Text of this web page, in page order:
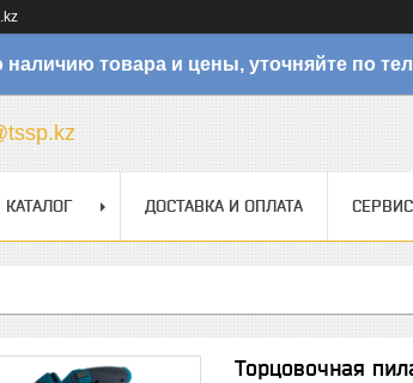
наличию товара и цены, уточняйте по
КАТАЛОГ ДОСТАВКА И ОПЛАТА
Торцовочная